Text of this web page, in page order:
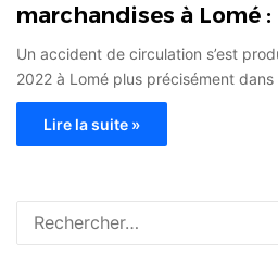
marchandises à Lomé
Un accident de circulation s’est
2022 à Lomé plus précisément
Lire la suite »